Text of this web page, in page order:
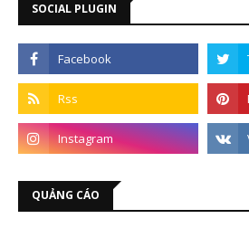
SOCIAL PLUGIN
QUẢNG CÁO